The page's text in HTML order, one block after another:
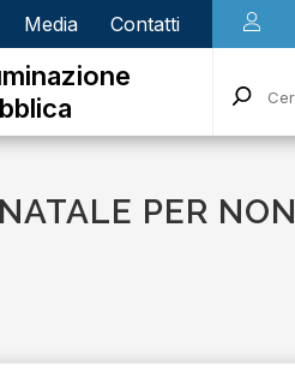
Media Contatti
PER NON